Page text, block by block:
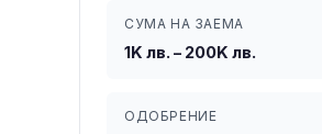
СУМА НА ЗАЕМА
1K лв. – 200K лв.
ОДОБРЕНИЕ